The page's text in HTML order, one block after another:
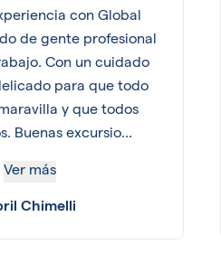
con Global
de gente profesional
Con un cuidado
para que todo
y que todos
Buenas excursio...
Ver más
Chimelli